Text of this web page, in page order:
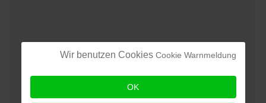
Wir benutzen Cookies Cookie Warnmeldung
OK